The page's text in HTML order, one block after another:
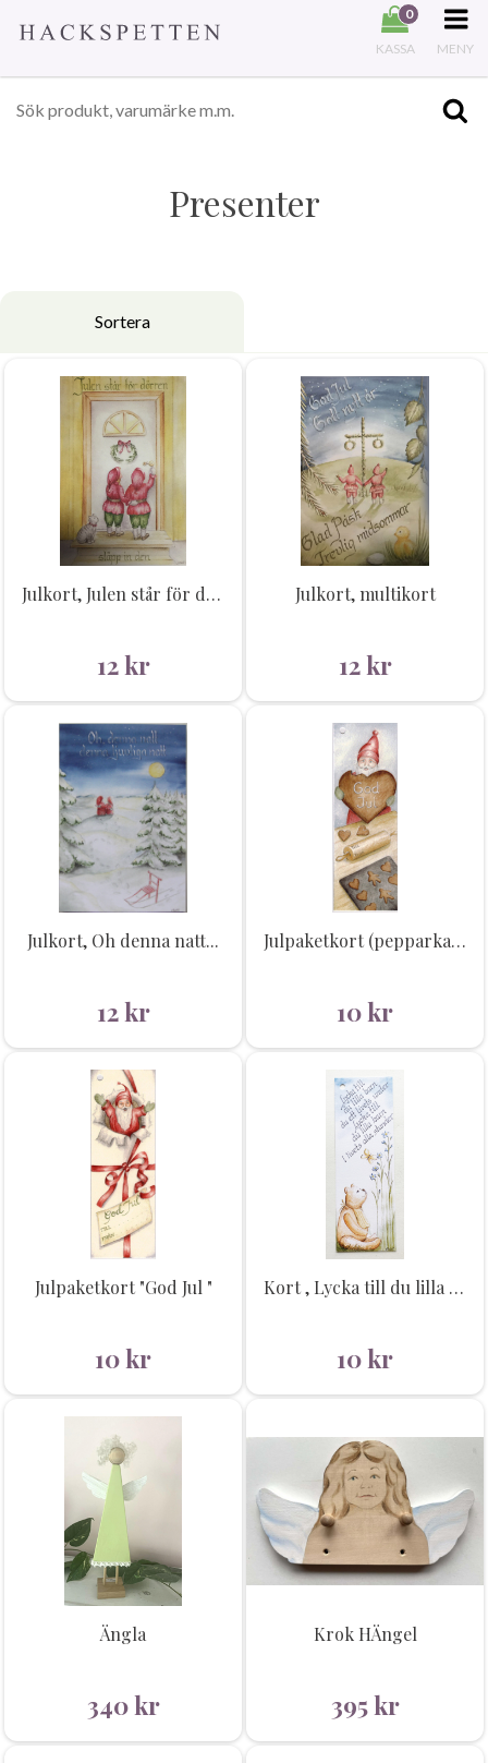
0
KASSA MENY
Presenter
Sortera
Julkort, Julen står för dörren...
12kr
Julkort, multikort
12kr
Julkort, Oh denna natt...
12kr
Julpaketkort (pepparkakan)
10kr
Julpaketkort "God Jul "
10kr
Kort , Lycka till du lilla barn...
10kr
Ängla
340kr
Krok HÄngel
395kr